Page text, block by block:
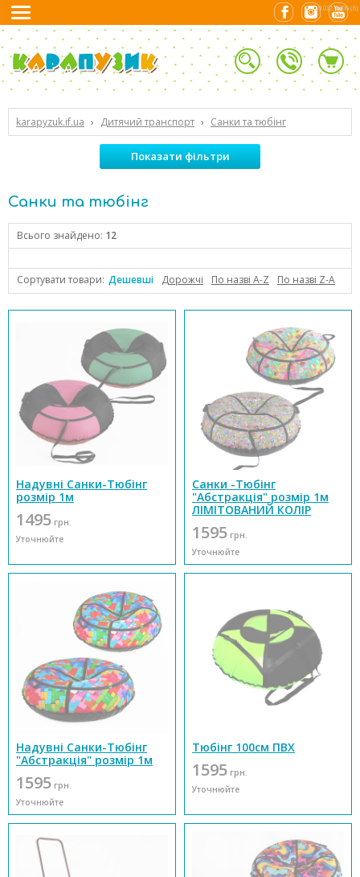
karapyzuk.if.ua › Дитячий транспорт › Санки та тюбінг
Показати фільтри
Санки та тюбінг
Всього знайдено: 12
Сортувати товари: Дешевші Дорожчі По назві А-Z По назві Z-А
Надувні Санки-Тюбінг
розмір 1м
1495 грн.
Уточнюйте
Санки -Тюбінг
"Абстракція" розмір 1м
ЛІМІТОВАНИЙ КОЛІР
1595 грн.
Уточнюйте
Надувні Санки-Тюбінг
"Абстракція" розмір 1м
1595 грн.
Уточнюйте
Тюбінг 100см ПВХ
1595 грн.
Уточнюйте
0.01279306 (6)